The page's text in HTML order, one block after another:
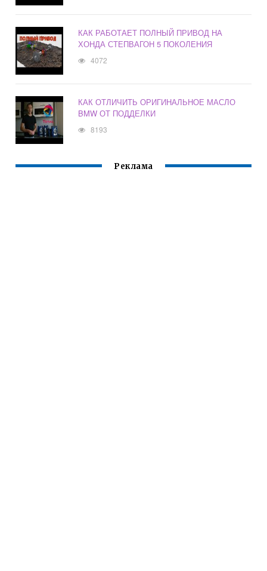
КАК РАБОТАЕТ ПОЛНЫЙ ПРИВОД НА
ХОНДА СТЕПВАГОН 5 ПОКОЛЕНИЯ
4072
КАК ОТЛИЧИТЬ ОРИГИНАЛЬНОЕ МАСЛО
BMW ОТ ПОДДЕЛКИ
8193
Реклама